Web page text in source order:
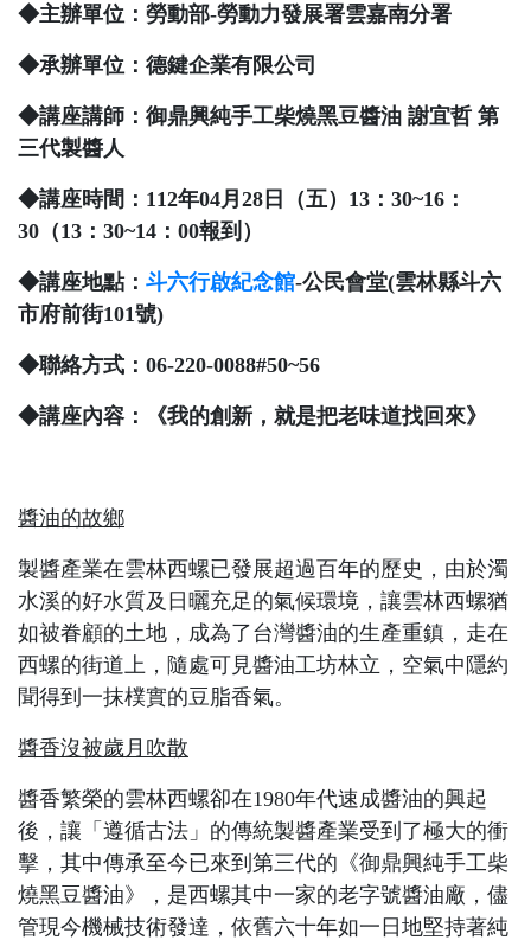
◆主辦單位：勞動部-勞動力發展署雲嘉南分署
◆承辦單位：德鍵企業有限公司
◆講座講師：御鼎興純手工柴燒黑豆醬油 謝宜哲 第
三代製醬人
◆講座時間： 112年04月 28 日（五） 13 ： 30~16 ：
30 （13 ： 30~14 ： 00報到）
◆講座地點： 斗六行啟紀念館-公民會堂(雲林縣斗六
市府前街101號)
◆聯絡方式： 06-220-0088#50~56
◆講座內容：《我的創新，就是把老味道找回來》
醬油的故鄉
製醬產業在雲林西螺已發展超過百年的歷史，由於濁
水溪的好水質及日曬充足的氣候環境，讓雲林西螺猶
如被眷顧的土地，成為了台灣醬油的生產重鎮，走在
西螺的街道上，隨處可見醬油工坊林立，空氣中隱約
聞得到一抹樸實的豆脂香氣。
醬香沒被歲月吹散
醬香繁榮的雲林西螺卻在1980年代速成醬油的興起
後，讓「遵循古法」的傳統製醬產業受到了極大的衝
擊，其中傳承至今已來到第三代的《御鼎興純手工柴
燒黑豆醬油》，是西螺其中一家的老字號醬油廠，儘
管現今機械技術發達，依舊六十年如一日地堅持著純